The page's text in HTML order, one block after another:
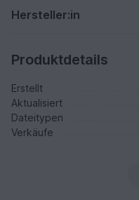
Hersteller:in
Produktdetails
Erstellt
Aktualisiert
Dateitypen
Verkäufe